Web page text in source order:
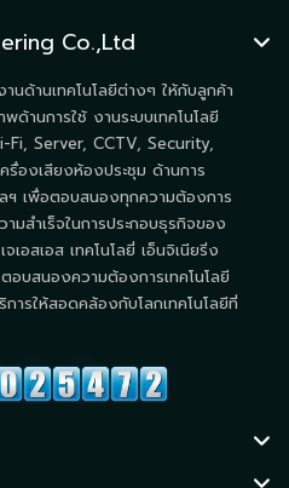
Co.,Ltd
นด้านเทคโนโลยีต่างๆ ให้กับลูกค้า
ด้านการใช้ งานระบบเทคโนโลยี
Server, CCTV, Security,
องเสียงห้องประชุม ด้านการ
เพื่อตอบสนองทุกความต้องการ
มสำเร็จในการประกอบธุรกิจของ
อสเอส เทคโนโลยี่ เอ็นจิเนียริ่ง
บสนองความต้องการเทคโนโลยี
ารให้สอดคล้องกับโลกเทคโนโลยีที่